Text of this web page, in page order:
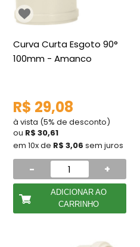
Curva Curta Esgoto 90°
100mm - Amanco
R$ 29,08
à vista (5% de desconto)
ou R$ 30,61
em 10x de R$ 3,06 sem juros
- +
ADICIONAR AO
CARRINHO